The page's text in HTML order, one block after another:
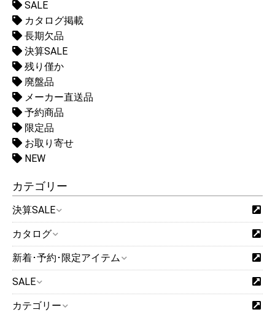
SALE
カタログ掲載
長期欠品
決算SALE
残り僅か
廃盤品
メーカー直送品
予約商品
限定品
お取り寄せ
NEW
カテゴリー
決算SALE
カタログ
新着･予約･限定アイテム
SALE
カテゴリー